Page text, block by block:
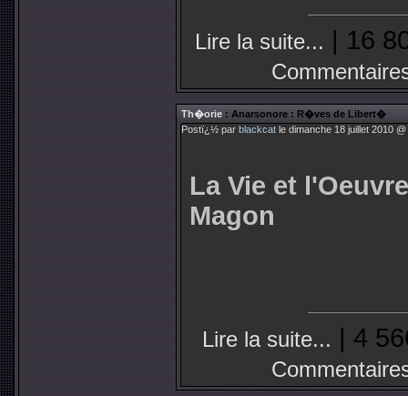
Lire la suite... | 16
Th�orie : Anarsonore : R�ves de Libert�
Postï¿½ par blackcat le dimanche 18 juillet 2010
La Vie et
Magon
Lire la suite... | 4